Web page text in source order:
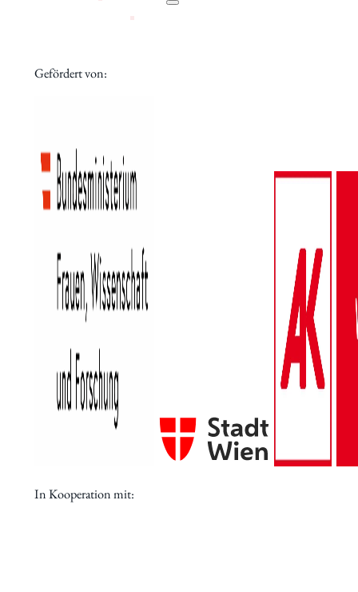
Vermietung
Schwerpunkte
Bildung
Interkulturalität
Kunst und Kultur
Wissen und Gesellschaft
Dokumentationsstelle Frauenforschung
Bibliothek
Präsentationen
Workshops
Vergangene
Videothek
Gefördert von:
In Kooperation mit: